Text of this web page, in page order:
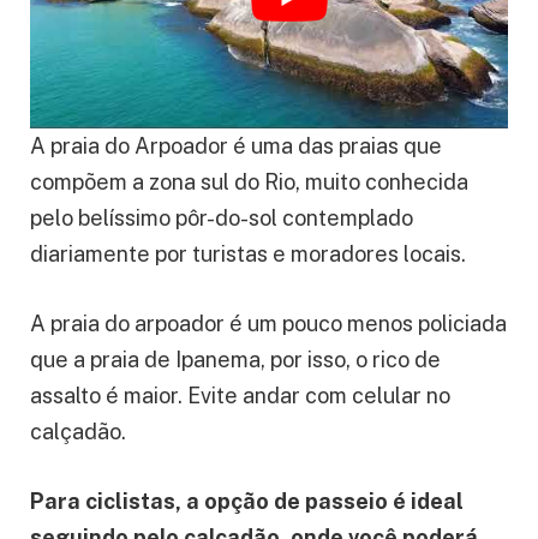
A praia do Arpoador é uma das praias que
compõem a zona sul do Rio, muito conhecida
pelo belíssimo pôr-do-sol contemplado
diariamente por turistas e moradores locais.
A praia do arpoador é um pouco menos policiada
que a praia de Ipanema, por isso, o rico de
assalto é maior. Evite andar com celular no
calçadão.
Para ciclistas, a opção de passeio é ideal